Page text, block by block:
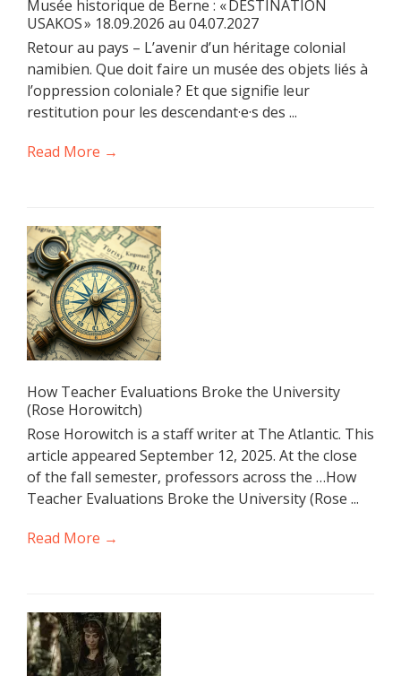
Musée historique de Berne : « DESTINATION
USAKOS » 18.09.2026 au 04.07.2027
Retour au pays – L’avenir d’un héritage colonial
namibien. Que doit faire un musée des objets liés à
l’oppression coloniale ? Et que signifie leur
restitution pour les descendant·e·s des ...
Read More →
How Teacher Evaluations Broke the University
(Rose Horowitch)
Rose Horowitch is a staff writer at The Atlantic. This
article appeared September 12, 2025. At the close
of the fall semester, professors across the …How
Teacher Evaluations Broke the University (Rose ...
Read More →